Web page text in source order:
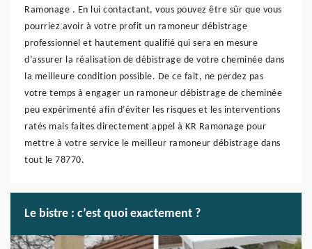
Ramonage . En lui contactant, vous pouvez être sûr que vous
pourriez avoir à votre profit un ramoneur débistrage
professionnel et hautement qualifié qui sera en mesure
d’assurer la réalisation de débistrage de votre cheminée dans
la meilleure condition possible. De ce fait, ne perdez pas
votre temps à engager un ramoneur débistrage de cheminée
peu expérimenté afin d’éviter les risques et les interventions
ratés mais faites directement appel à KR Ramonage pour
mettre à votre service le meilleur ramoneur débistrage dans
tout le 78770.
Le bistre : c’est quoi exactement ?